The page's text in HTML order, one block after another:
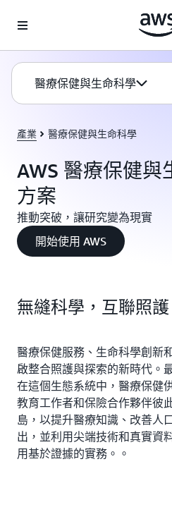
醫療保健與生命科學
產業 醫療保健與生命科學
AWS 醫療保健與
方案
推動突破，讓研究變為現實
開始使用 AWS
無縫科學，互聯照護
醫療保健服務、生命科學創新
啟整合照護與探索的新時代。
在這個生態系統中，醫療保健
教育工作者和保險合作夥伴彼
島，以提升醫療知識、改善人
出，並利用尖端技術和真實資
用基於證據的實務。。